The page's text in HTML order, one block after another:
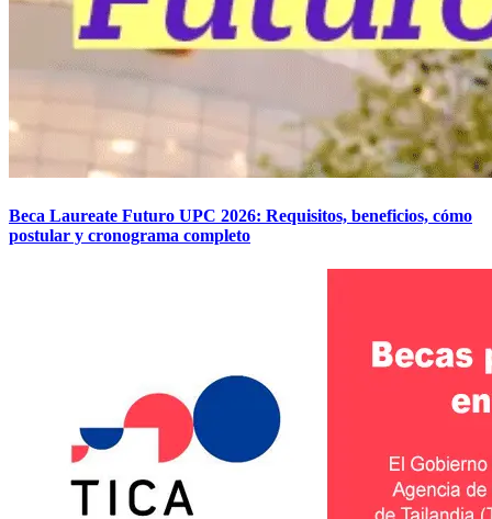
Beca Laureate Futuro UPC 2026: Requisitos, beneficios, cómo
postular y cronograma completo